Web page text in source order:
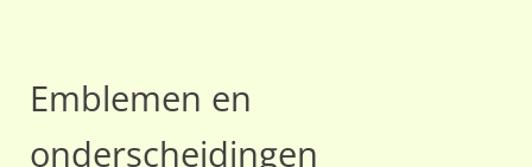
Emblemen en
onderscheidingen